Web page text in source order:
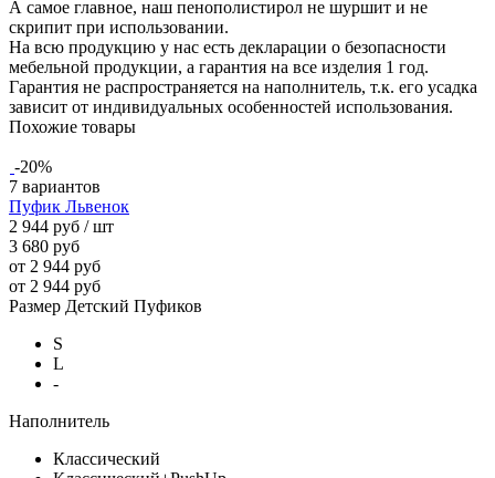
А самое главное, наш пенополистирол не шуршит и не
скрипит при использовании.
На всю продукцию у нас есть декларации о безопасности
мебельной продукции, а гарантия на все изделия 1 год.
Гарантия не распространяется на наполнитель, т.к. его усадка
зависит от индивидуальных особенностей использования.
Похожие товары
-20%
7 вариантов
Пуфик Львенок
2 944 руб / шт
3 680 руб
от 2 944 руб
от 2 944 руб
Размер Детский Пуфиков
S
L
-
Наполнитель
Классический